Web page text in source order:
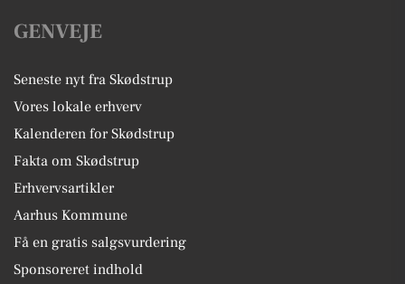
GENVEJE
Seneste nyt fra Skødstrup
Vores lokale erhverv
Kalenderen for Skødstrup
Fakta om Skødstrup
Erhvervsartikler
Aarhus Kommune
Få en gratis salgsvurdering
Sponsoreret indhold